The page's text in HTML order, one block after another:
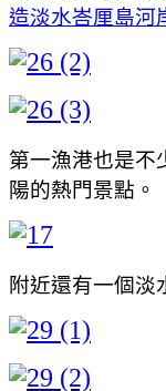
造淡水峇厘島河
第一漁港也是不
陽的熱門景點。
附近還有一個淡